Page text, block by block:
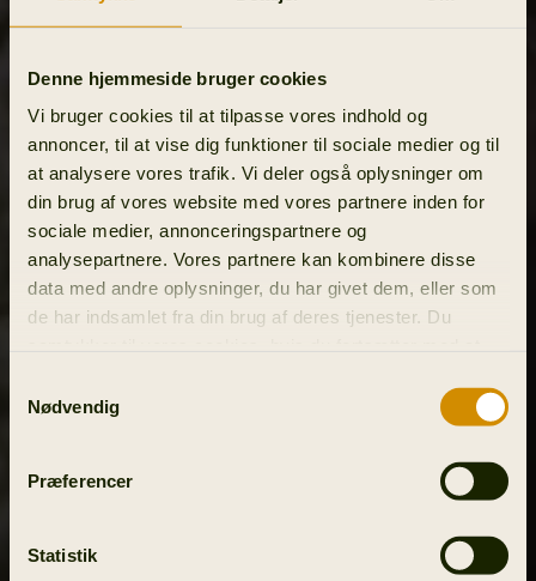
Denne hjemmeside bruger cookies
Vi bruger cookies til at tilpasse vores indhold og
annoncer, til at vise dig funktioner til sociale medier og til
at analysere vores trafik. Vi deler også oplysninger om
din brug af vores website med vores partnere inden for
sociale medier, annonceringspartnere og
analysepartnere. Vores partnere kan kombinere disse
data med andre oplysninger, du har givet dem, eller som
de har indsamlet fra din brug af deres tjenester. Du
Nødvendig
Præferencer
Statistik